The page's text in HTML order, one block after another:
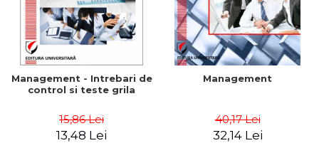
Management - Intrebari de
control si teste grila
15,86 Lei
13,48 Lei
Management
40,17 Lei
32,14 Lei